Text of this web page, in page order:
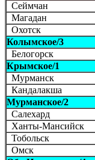
Сеймчан
Магадан
Охотск
Колымское/3
Белогорск
Крымское/1
Мурманск
Кандалакша
Мурманское/2
Салехард
Ханты-Мансийск
Тобольск
Омск